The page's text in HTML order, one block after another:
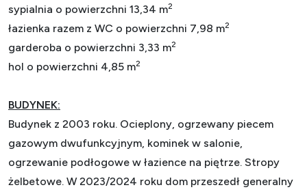
sypialnia o powierzchni 13,34 m2
łazienka razem z WC o powierzchni 7,98 m2
garderoba o powierzchni 3,33 m2
hol o powierzchni 4,85 m2
BUDYNEK:
Budynek z 2003 roku. Ocieplony, ogrzewany piecem
gazowym dwufunkcyjnym, kominek w salonie,
ogrzewanie podłogowe w łazience na piętrze. Stropy
żelbetowe. W 2023/2024 roku dom przeszedł generalny